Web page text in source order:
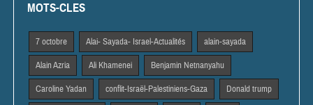
MOTS-CLES
7 octobre Alai- Sayada- Israel-Actualités alain-sayada
Alain Azria Ali Khamenei Benjamin Netnanyahu
Caroline Yadan conflit-Israël-Palestiniens-Gaza Donald trump